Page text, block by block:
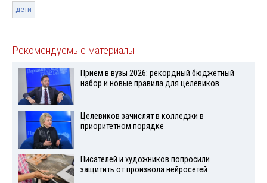
дети
Рекомендуемые материалы
Прием в вузы 2026: рекордный бюджетный
набор и новые правила для целевиков
Целевиков зачислят в колледжи в
приоритетном порядке
Писателей и художников попросили
защитить от произвола нейросетей